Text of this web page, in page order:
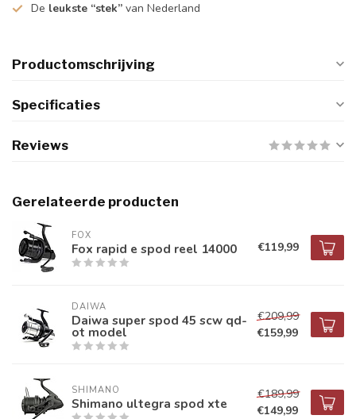
De leukste “stek” van Nederland
Productomschrijving
Specificaties
Reviews
Gerelateerde producten
FOX
Fox rapid e spod reel 14000 €119,99
DAIWA
Daiwa super spod 45 scw qd-
ot model
€209,99
€159,99
SHIMANO
Shimano ultegra spod xte
€189,99
€149,99